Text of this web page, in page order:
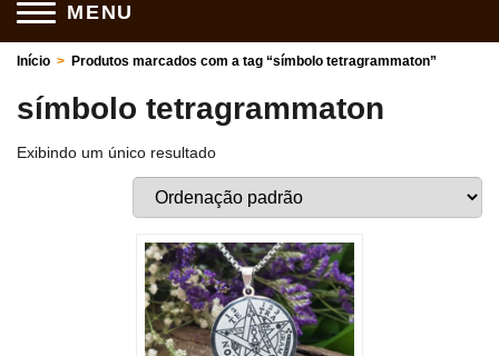
MENU
Início > Produtos marcados com a tag “símbolo tetragrammaton”
símbolo tetragrammaton
Exibindo um único resultado